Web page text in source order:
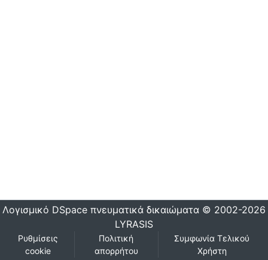
Λογισμικό DSpace πνευματικά δικαιώματα © 2002-2026
LYRASIS
Ρυθμίσεις
cookie
Πολιτική
απορρήτου
Συμφωνία Τελικού
Χρήστη